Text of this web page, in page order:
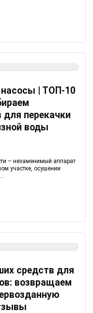
| ТОП-10
перекачки
воды
– незаменимый аппарат
участке, осушении
средств для
возвращаем